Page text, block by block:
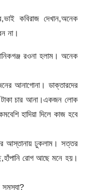
কবিরাজ দেখান,অনেক
না।
রওনা হলাম। অনেক
আনাগোনা। ডাক্তারদের
টাকা চার আনা।একজন লোক
হাদিয়া দিলে কাজ হবে
আস্তানায় ঢুকলাম। সত্তর
রোগ আছে মনে হয়।